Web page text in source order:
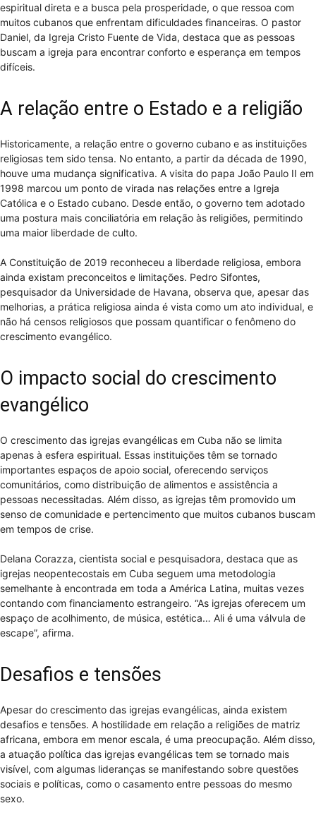
espiritual direta e a busca pela prosperidade, o que ressoa com
muitos cubanos que enfrentam dificuldades financeiras. O pastor
Daniel, da Igreja Cristo Fuente de Vida, destaca que as pessoas
buscam a igreja para encontrar conforto e esperança em tempos
difíceis.
A relação entre o Estado e a religião
Historicamente, a relação entre o governo cubano e as instituições
religiosas tem sido tensa. No entanto, a partir da década de 1990,
houve uma mudança significativa. A visita do papa João Paulo II em
1998 marcou um ponto de virada nas relações entre a Igreja
Católica e o Estado cubano. Desde então, o governo tem adotado
uma postura mais conciliatória em relação às religiões, permitindo
uma maior liberdade de culto.
A Constituição de 2019 reconheceu a liberdade religiosa, embora
ainda existam preconceitos e limitações. Pedro Sifontes,
pesquisador da Universidade de Havana, observa que, apesar das
melhorias, a prática religiosa ainda é vista como um ato individual, e
não há censos religiosos que possam quantificar o fenômeno do
crescimento evangélico.
O impacto social do crescimento
evangélico
O crescimento das igrejas evangélicas em Cuba não se limita
apenas à esfera espiritual. Essas instituições têm se tornado
importantes espaços de apoio social, oferecendo serviços
comunitários, como distribuição de alimentos e assistência a
pessoas necessitadas. Além disso, as igrejas têm promovido um
senso de comunidade e pertencimento que muitos cubanos buscam
em tempos de crise.
Delana Corazza, cientista social e pesquisadora, destaca que as
igrejas neopentecostais em Cuba seguem uma metodologia
semelhante à encontrada em toda a América Latina, muitas vezes
contando com financiamento estrangeiro. “As igrejas oferecem um
espaço de acolhimento, de música, estética… Ali é uma válvula de
escape”, afirma.
Desafios e tensões
Apesar do crescimento das igrejas evangélicas, ainda existem
desafios e tensões. A hostilidade em relação a religiões de matriz
africana, embora em menor escala, é uma preocupação. Além disso,
a atuação política das igrejas evangélicas tem se tornado mais
visível, com algumas lideranças se manifestando sobre questões
sociais e políticas, como o casamento entre pessoas do mesmo
sexo.